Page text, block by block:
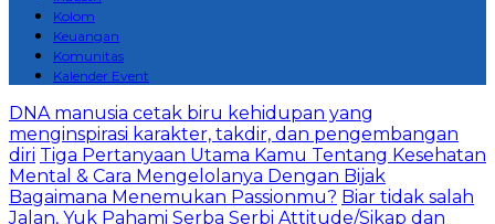
Kolom
Keuangan
Komunitas
Kalender Event
DNA manusia cetak biru kehidupan yang
menginspirasi karakter, takdir, dan pengembangan
diri Tiga Pertanyaan Utama Kamu Tentang Kesehatan
Mental & Cara Mengelolanya Dengan Bijak
Bagaimana Menemukan Passionmu? Biar tidak salah
Jalan, Yuk Pahami Serba Serbi Attitude/Sikap dan